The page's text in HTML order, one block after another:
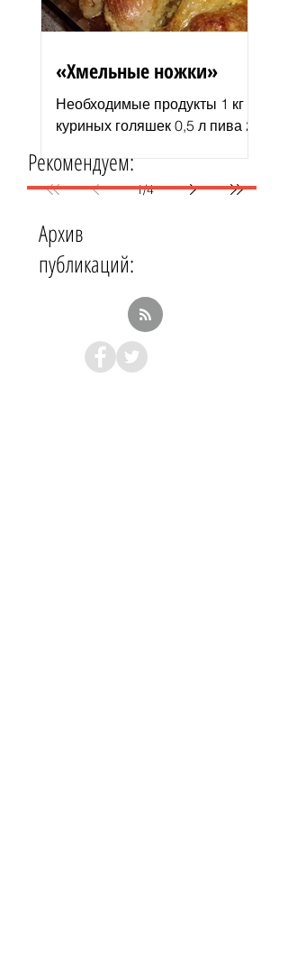
«Хмельные ножки»
Необходимые продукты 1 кг
куриных голяшек 0,5 л пива 2–
курицы соль и перец по вкусу
1 пачка изюма (200 г )...
1/4
Рекомендуем:
Архив
публикаций: